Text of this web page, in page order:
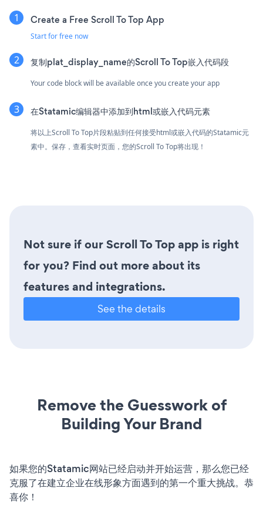
Create a Free Scroll To Top App
Start for free now
复制plat_display_name的Scroll To Top嵌入代码段
Your code block will be available once you create your app
在Statamic编辑器中添加到html或嵌入代码元素
将以上Scroll To Top片段粘贴到任何接受html或嵌入代码的Statamic元
素中。保存，查看实时页面，您的Scroll To Top将出现！
Not sure if our Scroll To Top app is right
for you? Find out more about its
features and integrations.
See the details
Remove the Guesswork of
Building Your Brand
如果您的Statamic网站已经启动并开始运营，那么您已经
克服了在建立企业在线形象方面遇到的第一个重大挑战。恭
喜你！